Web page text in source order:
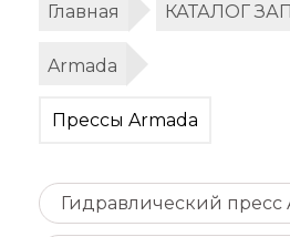
Главная КАТАЛОГ
Armada
Прессы Armada
Гидравлический пресс